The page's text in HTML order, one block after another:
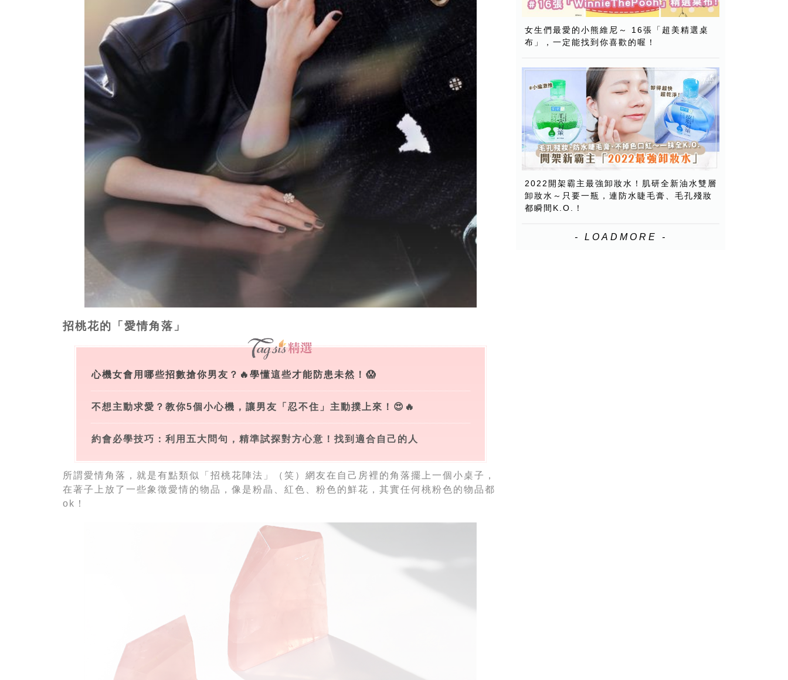
招桃花的「愛情角落」
心機女會用哪些招數搶你男友？🔥學懂這些才能防患未然！😱
不想主動求愛？教你5個小心機，讓男友「忍不住」主動撲上來！😍🔥
約會必學技巧：利用五大問句，精準試探對方心意！找到適合自己的人
所謂愛情角落，就是有點類似「招桃花陣法」（笑）網友在自己房裡的角落擺上一個小桌子，
在著子上放了一些象徵愛情的物品，像是粉晶、紅色、粉色的鮮花，其實任何桃粉色的物品都
ok！
女生們最愛的小熊維尼～ 16張「超美精選桌
布」，一定能找到你喜歡的喔！
2022開架霸主最強卸妝水！肌研全新油水雙層
卸妝水～只要一瓶，連防水睫毛膏、毛孔殘妝
都瞬間K.O.！
- LOADMORE -